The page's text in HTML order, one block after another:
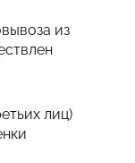
из
лиц)